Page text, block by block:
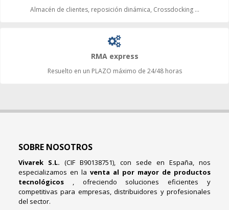
Almacén de clientes, reposición dinámica, Crossdocking ...
RMA express
Resuelto en un PLAZO máximo de 24/48 horas
SOBRE NOSOTROS
Vivarek S.L. (CIF B90138751), con sede en España, nos
especializamos en la venta al por mayor de productos
tecnológicos , ofreciendo soluciones eficientes y
competitivas para empresas, distribuidores y profesionales
del sector.